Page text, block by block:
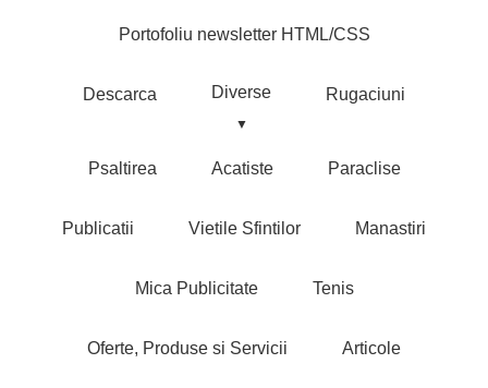
Portofoliu newsletter HTML/CSS
Descarca Diverse Rugaciuni
Psaltirea Acatiste Paraclise
Publicatii Vietile Sfintilor Manastiri
Mica Publicitate Tenis
Oferte, Produse si Servicii Articole